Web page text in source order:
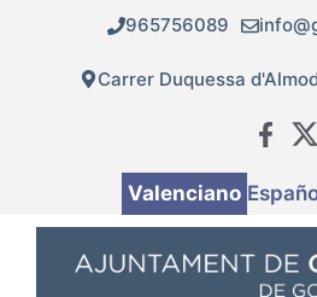
contingut
965756089
Carrer Duquessa
Valenciano